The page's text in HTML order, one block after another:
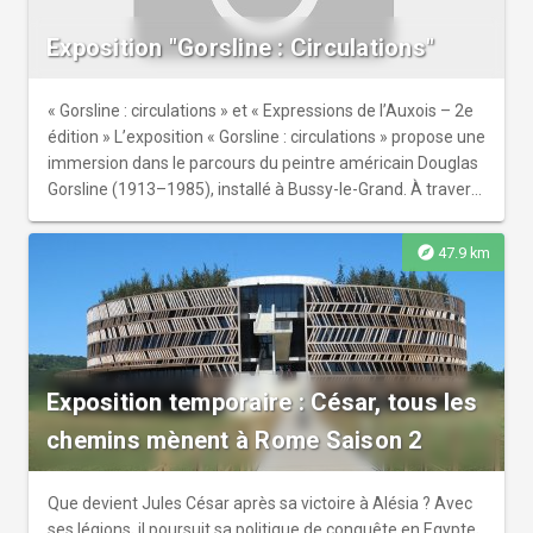
Exposition "Gorsline : Circulations"
« Gorsline : circulations » et « Expressions de l’Auxois – 2e
édition » L’exposition « Gorsline : circulations » propose une
immersion dans le parcours du peintre américain Douglas
Gorsline (1913–1985), installé à Bussy-le-Grand. À travers
la Chine, l’exposition retrace l’évolution de son regard et de
sa peinture. La 2ème édition de l'exposition « Expressions
de l’Auxois – 2e édition » réunit 5 artistes du territoire,
offrant un aperçu de la diversité et de la vitalité de la
création locale.
explore 47.9 km
Exposition temporaire : César, tous les
chemins mènent à Rome Saison 2
Que devient Jules César après sa victoire à Alésia ? Avec